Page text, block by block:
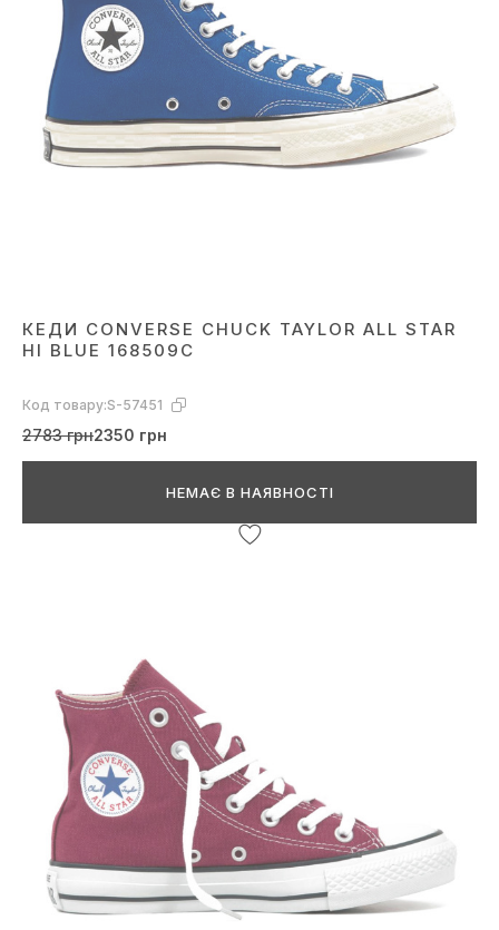
КЕДИ CONVERSE CHUCK TAYLOR ALL STAR
HI BLUE 168509C
Код товару:S-57451
2783 грн2350 грн
НЕМАЄ В НАЯВНОСТІ